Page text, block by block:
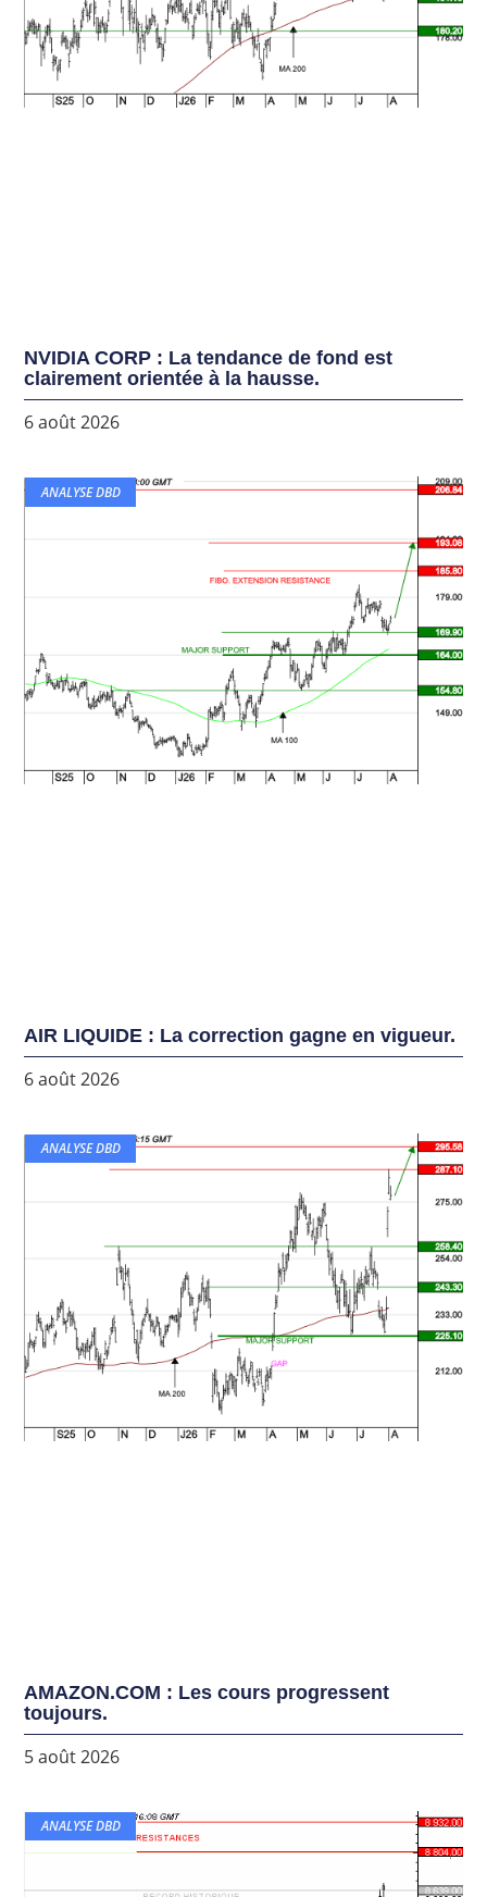
NVIDIA CORP : La tendance de fond est
clairement orientée à la hausse.
6 août 2026
ANALYSE DBD
AIR LIQUIDE : La correction gagne en vigueur.
6 août 2026
ANALYSE DBD
AMAZON.COM : Les cours progressent
toujours.
5 août 2026
ANALYSE DBD